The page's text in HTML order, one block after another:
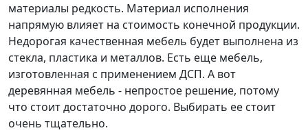
материалы редкость. Материал исполнения
напрямую влияет на стоимость конечной продукции.
Недорогая качественная мебель будет выполнена из
стекла, пластика и металлов. Есть еще мебель,
изготовленная с применением ДСП. А вот
деревянная мебель - непростое решение, потому
что стоит достаточно дорого. Выбирать ее стоит
очень тщательно.